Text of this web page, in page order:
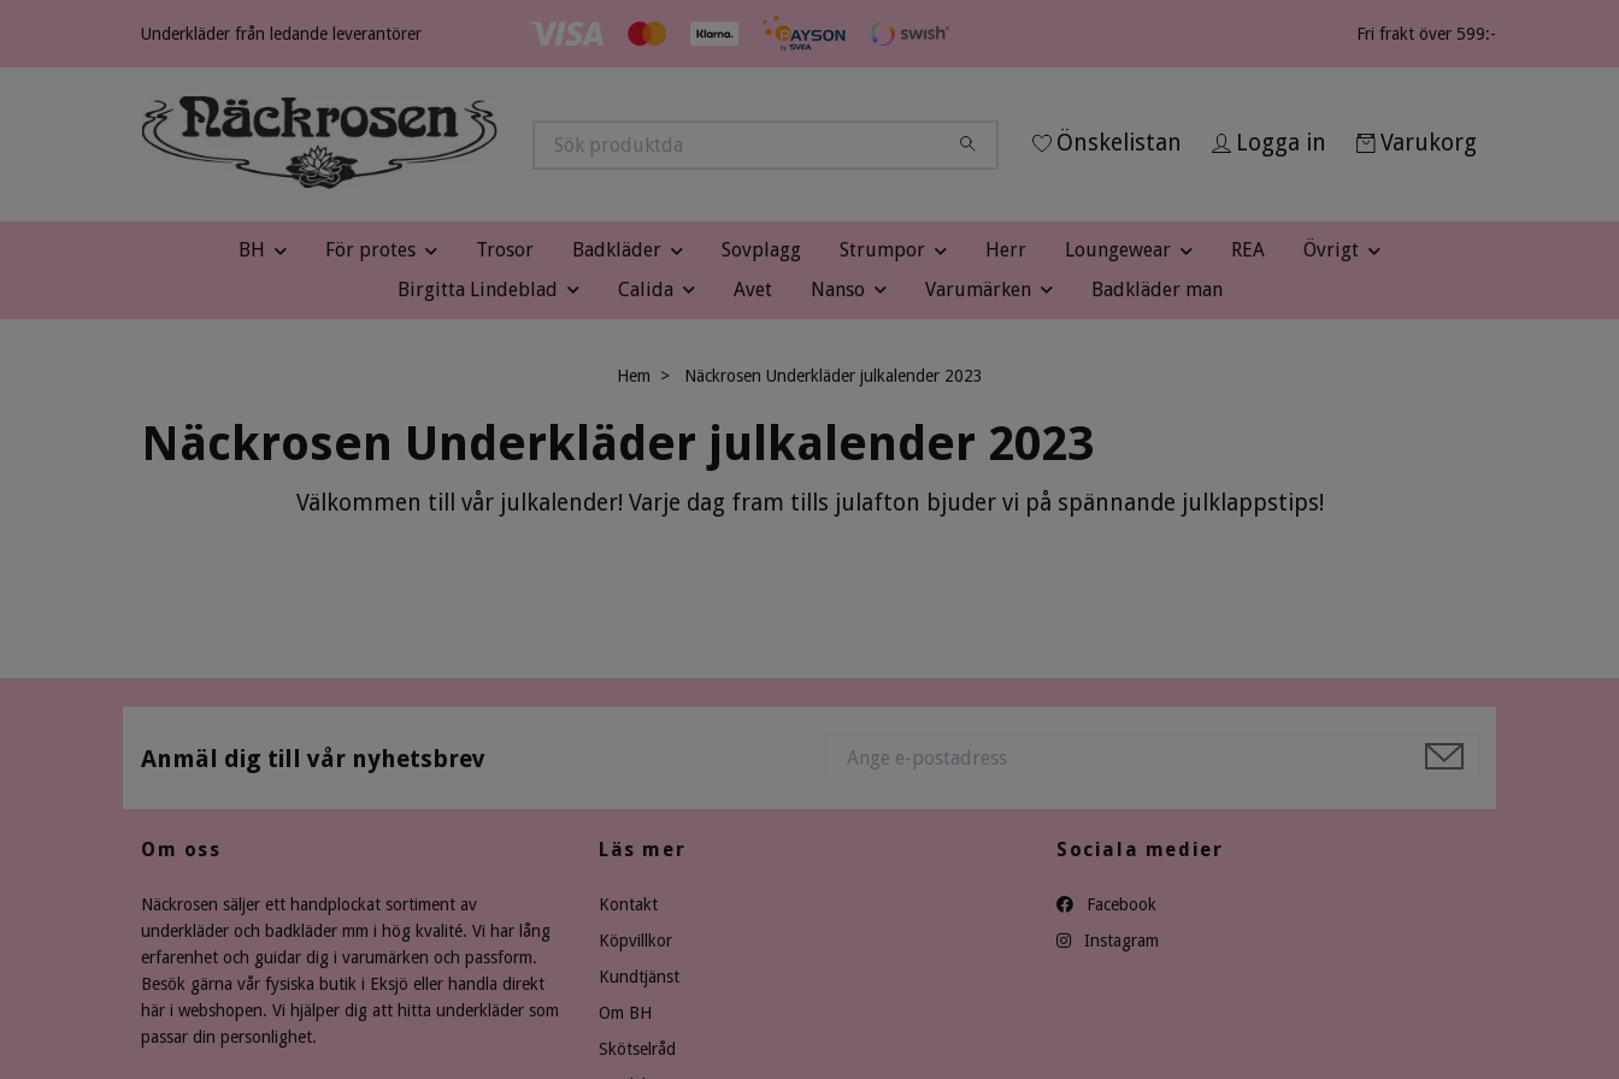
Underkläder från ledande leverantörer Fri frakt över 599:-
Önskelistan Logga in Varukorg
BH För protes Trosor Badkläder Sovplagg Strumpor Herr Loungewear REA
Övrigt
Birgitta Lindeblad
Calida Avet Nanso Varumärken Badkläder man
Hem Näckrosen Underkläder julkalender 2023
Näckrosen Underkläder julkalender 2023
Välkommen till vår julkalender! Varje dag fram tills julafton bjuder vi på spännande julklappstips!
Anmäl dig till vår nyhetsbrev
Om oss
Näckrosen säljer ett handplockat sortiment av
underkläder och badkläder mm i hög kvalité. Vi har lång
erfarenhet och guidar dig i varumärken och passform.
Besök gärna vår fysiska butik i Eksjö eller handla direkt
här i webshopen. Vi hjälper dig att hitta underkläder som
passar din personlighet.
Läs mer
Kontakt
Köpvillkor
Kundtjänst
Om BH
Skötselråd
Sociala medier
Facebook
Instagram